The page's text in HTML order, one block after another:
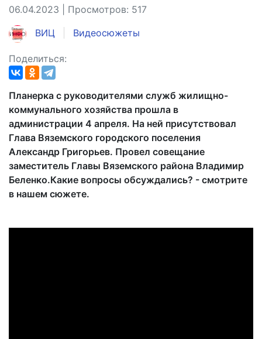
06.04.2023 | Просмотров: 517
ВИЦ Видеосюжеты
Поделиться:
Планерка с руководителями служб жилищно-
коммунального хозяйства прошла в
администрации 4 апреля. На ней присутствовал
Глава Вяземского городского поселения
Александр Григорьев. Провел совещание
заместитель Главы Вяземского района Владимир
Беленко.Какие вопросы обсуждались? - смотрите
в нашем сюжете.